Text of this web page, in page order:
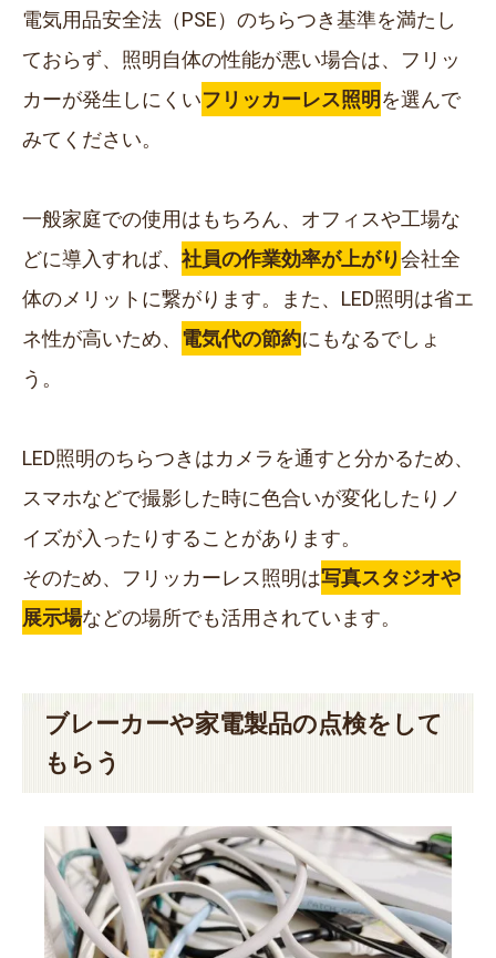
電気用品安全法（PSE）のちらつき基準を満たし
ておらず、照明自体の性能が悪い場合は、フリッ
カーが発生しにくいフリッカーレス照明 を選んで
みてください。
一般家庭での使用はもちろん、オフィスや工場な
どに導入すれば、 社員の作業効率が上がり会社全
体のメリットに繋がります。また、LED照明は省エ
ネ性が高いため、 電気代の節約にもなるでしょ
う。
LED照明のちらつきはカメラを通すと分かるため、
スマホなどで撮影した時に色合いが変化したりノ
イズが入ったりすることがあります。
そのため、フリッカーレス照明は写真スタジオや
展示場などの場所でも活用されています。
ブレーカーや家電製品の点検をして
もらう